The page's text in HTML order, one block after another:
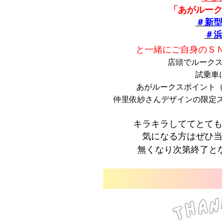
「あがルー
＃新
＃
と一緒にご自身のＳ
店頭でルーク
試乗車
あがルークスポイント
仲里依紗さんデザインの限定
キラキラしててとて
気になる方はぜひ
無くなり次第終了と